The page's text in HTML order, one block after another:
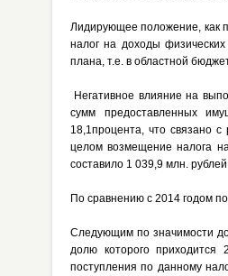
Лидирующее положение, как
налог на доходы
плана, т.е. в областной
Негативное влияние на
сумм предоставленных
18,1процента, что связано
целом возмещение налога
составило 1 039,9 млн.
По сравнению с 2014 годом
Следующим по значимости
долю которого
поступления по данному